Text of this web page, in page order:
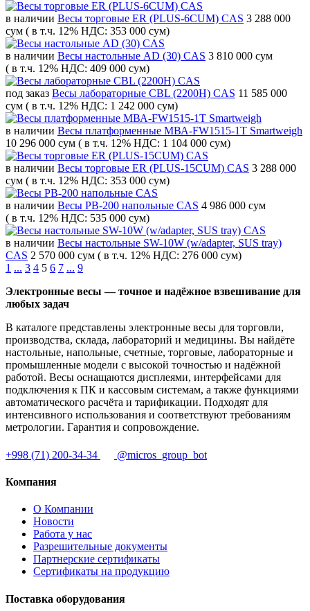
в наличии Весы торговые ER (PLUS-6CUM) CAS 3 288 000
сум ( в т.ч. 12% НДС: 353 000 сум)
в наличии Весы настольные AD (30) CAS 3 810 000 сум
( в т.ч. 12% НДС: 409 000 сум)
под заказ Весы лабораторные CBL (2200H) CAS 11 585 000
сум ( в т.ч. 12% НДС: 1 242 000 сум)
в наличии Весы платформенные МВА-FW1515-1T Smartweigh
10 296 000 сум ( в т.ч. 12% НДС: 1 104 000 сум)
в наличии Весы торговые ER (PLUS-15CUM) CAS 3 288 000
сум ( в т.ч. 12% НДС: 353 000 сум)
в наличии Весы PB-200 напольные CAS 4 986 000 сум
( в т.ч. 12% НДС: 535 000 сум)
в наличии Весы настольные SW-10W (w/adapter, SUS tray)
CAS 2 570 000 сум ( в т.ч. 12% НДС: 276 000 сум)
1 ... 3 4 5 6 7 ... 9
Электронные весы — точное и надёжное взвешивание для
любых задач
В каталоге представлены электронные весы для торговли,
производства, склада, лабораторий и медицины. Вы найдёте
настольные, напольные, счетные, торговые, лабораторные и
промышленные модели с высокой точностью и надёжной
работой. Весы оснащаются дисплеями, интерфейсами для
подключения к ПК и кассовым системам, а также функциями
автоматического расчёта и тарификации. Подходят для
интенсивного использования и соответствуют требованиям
метрологии. Гарантия и сопровождение.
+998 (71) 200-34-34 @micros_group_bot
Компания
О Компании
Новости
Работа у нас
Разрешительные документы
Партнерские сертификаты
Сертификаты на продукцию
Поставка оборудования